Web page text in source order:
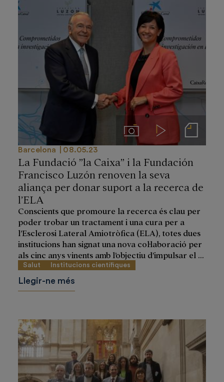
ImágenesVideos Notas de prensa
Barcelona 08.05.23
La Fundació ”la Caixa” i la Fundación
Francisco Luzón renoven la seva
aliança per donar suport a la recerca de
l’ELA
Conscients que promoure la recerca és clau per
poder trobar un tractament i una cura per a
l’Esclerosi Lateral Amiotròfica (ELA), totes dues
institucions han signat una nova col·laboració per
als cinc anys vinents amb l’objectiu d’impulsar el ...
Salut Institucions científiques
Llegir-ne més